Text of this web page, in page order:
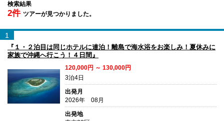
検索結果
2件 ツアーが見つかりました。
1
『１・２泊目は同じホテルに連泊！離島で海水浴をお楽しみ！夏休みに
家族で沖縄へ行こう！４日間』
120,000円 ～ 130,000円
3泊4日
出発月
2026年 08月
出発地